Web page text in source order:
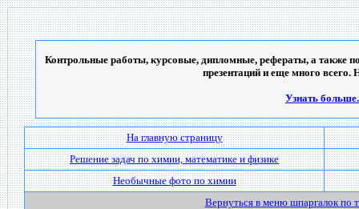
Контрольные работы, курсовые, дипломные, рефераты, а также
презентаций и еще много всего.
Узнать
На главную страницу
Решение задач по химии, математике и физике
Необычные фото по химии
Вернуться в меню шпаргалок по